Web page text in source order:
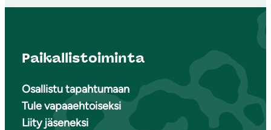
Paikallistoiminta
Osallistu tapahtumaan
Tule vapaaehtoiseksi
Liity jäseneksi